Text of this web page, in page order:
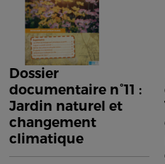
Dossier
documentaire n°11 :
Jardin naturel et
changement
climatique